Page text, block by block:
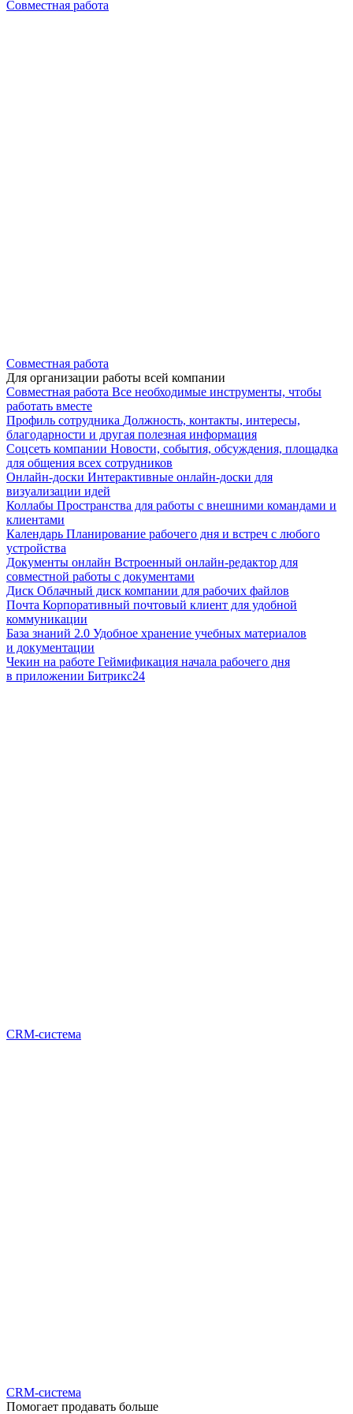
Совместная работа
Совместная работа
Для организации работы всей компании
Совместная работа Все необходимые инструменты, чтобы
работать вместе
Профиль сотрудника Должность, контакты, интересы,
благодарности и другая полезная информация
Соцсеть компании Новости, события, обсуждения, площадка
для общения всех сотрудников
Онлайн-доски Интерактивные онлайн-доски для
визуализации идей
Коллабы Пространства для работы с внешними командами и
клиентами
Календарь Планирование рабочего дня и встреч с любого
устройства
Документы онлайн Встроенный онлайн-редактор для
совместной работы с документами
Диск Облачный диск компании для рабочих файлов
Почта Корпоративный почтовый клиент для удобной
коммуникации
База знаний 2.0 Удобное хранение учебных материалов
и документации
Чекин на работе Геймификация начала рабочего дня
в приложении Битрикс24
CRM-система
CRM-система
Помогает продавать больше